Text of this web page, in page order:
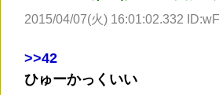
2015/04/07(火) 16:01:02.332
>>42
ひゅーかっくいい